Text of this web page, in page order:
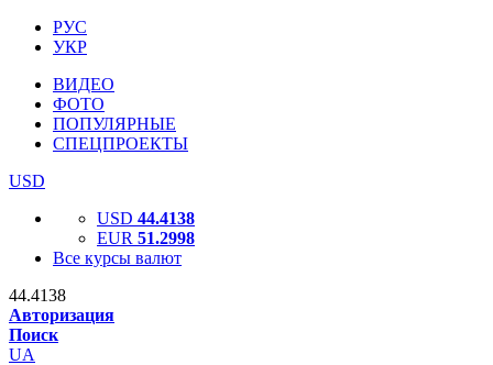
РУС
УКР
ВИДЕО
ФОТО
ПОПУЛЯРНЫЕ
СПЕЦПРОЕКТЫ
USD
USD 44.4138
EUR 51.2998
Все курсы валют
44.4138
Авторизация
Поиск
UA